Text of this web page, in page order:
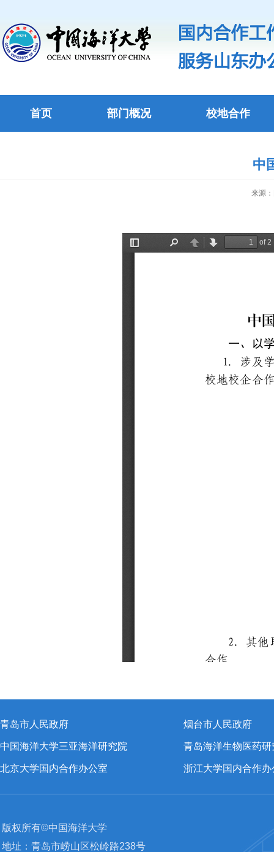
首页 部门概况 校地合作
中
来源
青岛市人民政府 烟台市人民政府
中国海洋大学三亚海洋研究院 青岛海洋生物医药研
北京大学国内合作办公室 浙江大学国内合作办
版权所有©中国海洋大学
地址：青岛市崂山区松岭路238号